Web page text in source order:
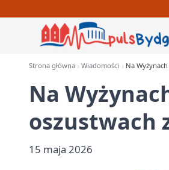
Strona główna Wiadomości Na
Na
oszustwach
15 maja 2026